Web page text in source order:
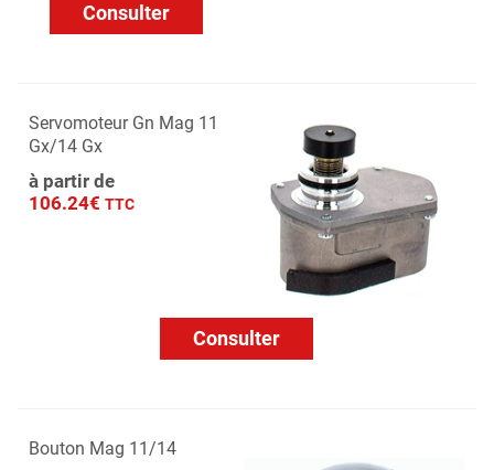
Consulter
Servomoteur Gn Mag 11
Gx/14 Gx
à partir de
106.24€ TTC
Consulter
Bouton Mag 11/14